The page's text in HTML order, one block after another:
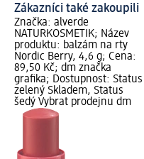
Zákazníci také zakoupili
Značka: alverde
NATURKOSMETIK; Název
produktu: balzám na rty
Nordic Berry, 4,6 g; Cena:
89,50 Kč; dm značka
grafika; Dostupnost: Status
zelený Skladem, Status
šedý Vybrat prodejnu dm